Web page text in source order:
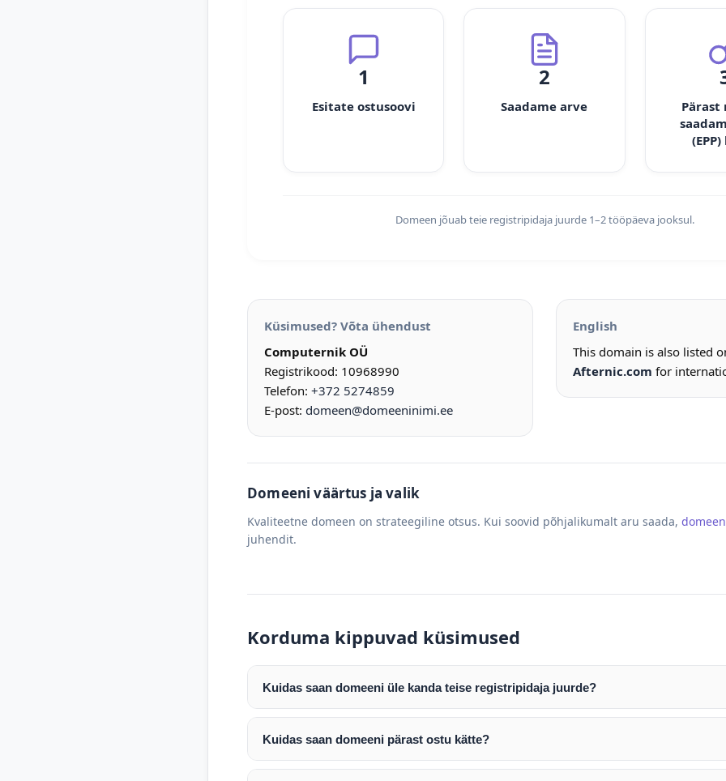
1
Esitate ostusoovi
2
Saadame arve
Pärast
Domeen jõuab teie registripidaja juurde 1–2 tööpäeva jooksul.
Küsimused? Võta ühendust
Computernik OÜ
Registrikood: 10968990
Telefon: +372 5274859
E-post: domeen@domeeninimi.ee
English
This domain is also listed
Afternic.com for
Domeeni väärtus ja valik
Kvaliteetne domeen on strateegiline otsus. Kui soovid põhjalikumalt aru saada,
juhendit.
Korduma kippuvad küsimused
Kuidas saan domeeni üle kanda teise registripidaja juurde?
Pärast makse laekumist edastame teile domeeni AUTH (EPP) koodi. Selle abil saate
enda valitud registripidaja juurde.
Domeeni ülekandmine toimub registripidajate vahelise protsessina ning võib võtta
Kuidas saan domeeni pärast ostu kätte?
Pärast ostu vormistamist väljastame arve. Maksekinnituse järel edastame teile